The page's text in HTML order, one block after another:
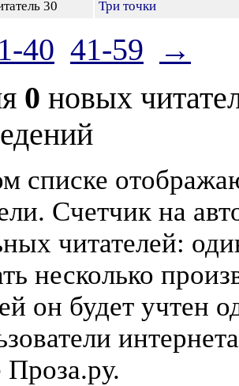
30
Три точки
40 41-59
→
0 новых
списке
Счетчик на
читателей:
несколько
он будет учтен
Проза.ру.